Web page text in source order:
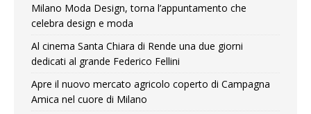
Milano Moda Design, torna l’appuntamento che
celebra design e moda
Al cinema Santa Chiara di Rende una due giorni
dedicati al grande Federico Fellini
Apre il nuovo mercato agricolo coperto di Campagna
Amica nel cuore di Milano